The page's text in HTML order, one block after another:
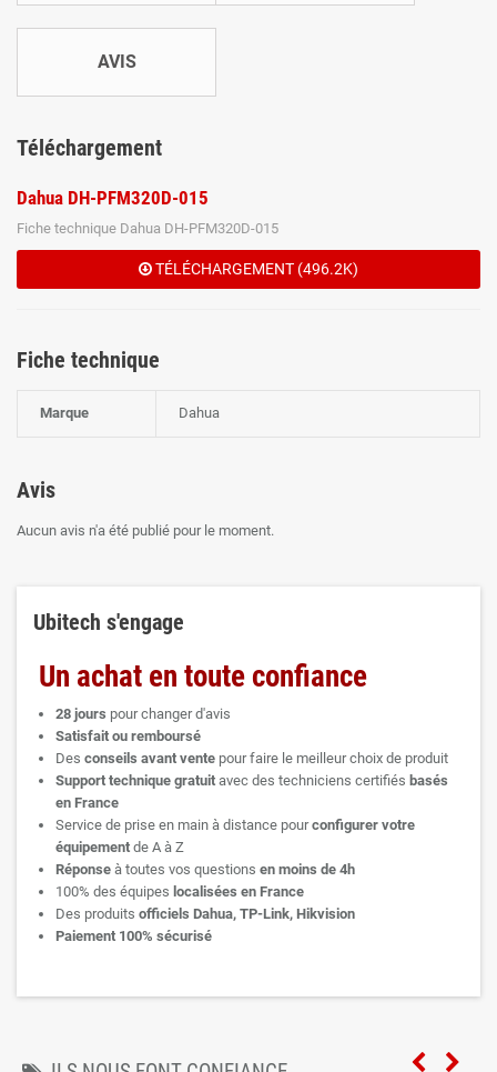
AVIS
Téléchargement
Dahua DH-PFM320D-015
Fiche technique Dahua DH-PFM320D-015
TÉLÉCHARGEMENT (496.2K)
Fiche technique
Marque Dahua
Avis
Aucun avis n'a été publié pour le moment.
Ubitech s'engage
Un achat en toute confiance
28 jours pour changer d'avis
Satisfait ou remboursé
Des conseils avant vente pour faire le meilleur choix de produit
Support technique gratuit avec des techniciens certifiés basés
en France
Service de prise en main à distance pourconfigurer votre
équipement de A à Z
Réponse à toutes vos questions en moins de 4h
100% des équipes localisées en France
Des produits officiels Dahua, TP-Link, Hikvision
Paiement 100% sécurisé